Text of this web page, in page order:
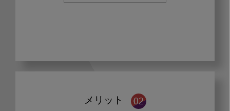
メリット